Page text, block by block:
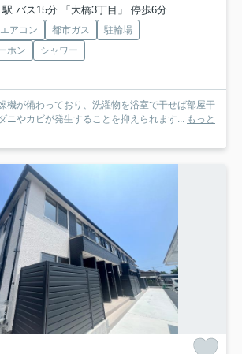
駅 バス15分 「大橋3丁目」 停歩6分
エアコン 都市ガス
駐輪場
ホン
シャワー
機が備わっており、洗濯物を浴室で干せば部屋干
ニやカビが発生することを抑えられます... もっと